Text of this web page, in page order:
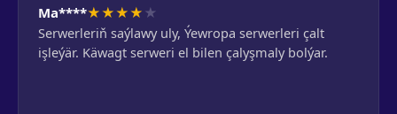
Ma****★★★★ ★
Serwerleriň saýlawy uly, Ýewropa serwerleri çalt
işleýär. Käwagt serweri el bilen çalyşmaly bolýar.